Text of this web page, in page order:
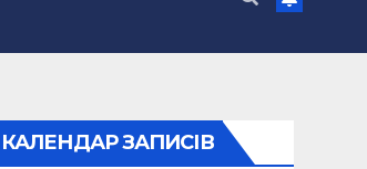
КАЛЕНДАР ЗАПИСІВ